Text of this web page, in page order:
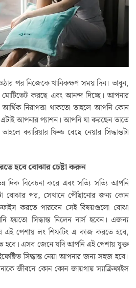
পর নিজেকে খানিকক্ষণ সময় দিন। ভাবুন,
করছে এবং আনন্দ দিচ্ছে। আপনার
নিরাপত্তা থাকতো তাহলে আপনি কোন
আপনার প্যাশন। আপনি যা করছেন তাতে
ক্যারিয়ার ফিল্ড বেছে নেয়ার সিদ্ধান্তটা
হবে বোঝার চেষ্টা করুন
দিক বিবেচনা করে এবং সত্যি সত্যি আপনি
বোঝার পর, সেখানে পৌঁছানোর জন্য কোন
করতে পারবেন সেই বিষয়গুলো বোঝা
সিদ্ধান্ত নিলেন নার্স হবেন। এজন্য
পেশায় লং শিফটিং এ কাজ করতে হবে,
এসব জেনে যদি আপনি এই পেশায় যুক্ত
সিদ্ধান্ত নেয়া আপনার জন্য সহজ হবে।
জীবনে কোন কোন জায়গায় স্যাক্রিফাইস